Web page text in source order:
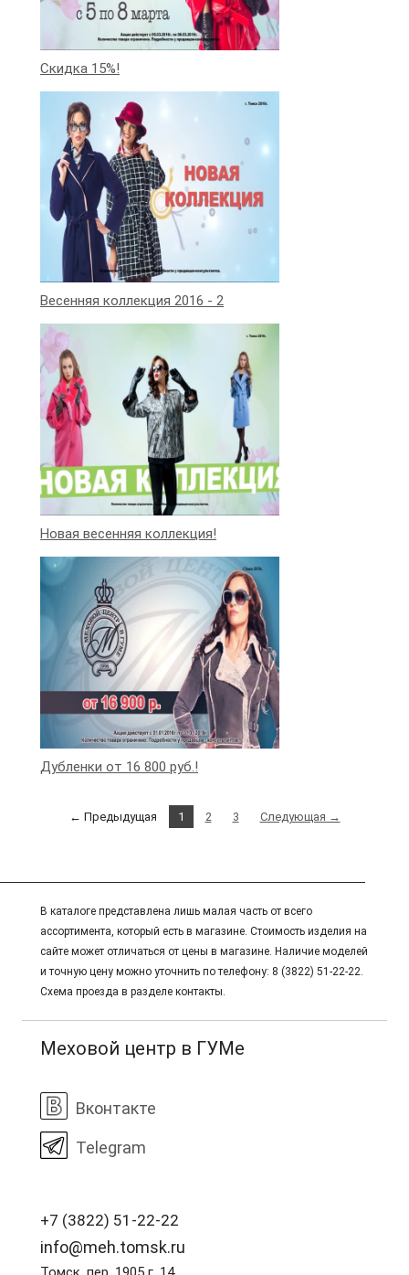
Скидка 15%!
Весенняя коллекция 2016 - 2
Новая весенняя коллекция!
Дубленки от 16 800 руб.!
← Предыдущая 1 2 3 Следующая →
В каталоге представлена лишь малая часть от всего
ассортимента, который есть в магазине. Стоимость изделия на
сайте может отличаться от цены в магазине. Наличие моделей
и точную цену можно уточнить по телефону: 8 (3822) 51-22-22.
Схема проезда в разделе контакты.
Меховой центр в ГУМе
Вконтакте
Telegram
+7 (3822) 51-22-22
info@meh.tomsk.ru